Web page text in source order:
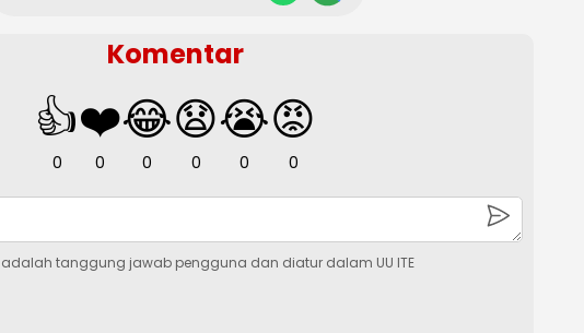
Komentar
👍
0
❤️
0
😂
0
😧
0
😭
0
😡
0
tanggung jawab pengguna dan diatur dalam UU ITE